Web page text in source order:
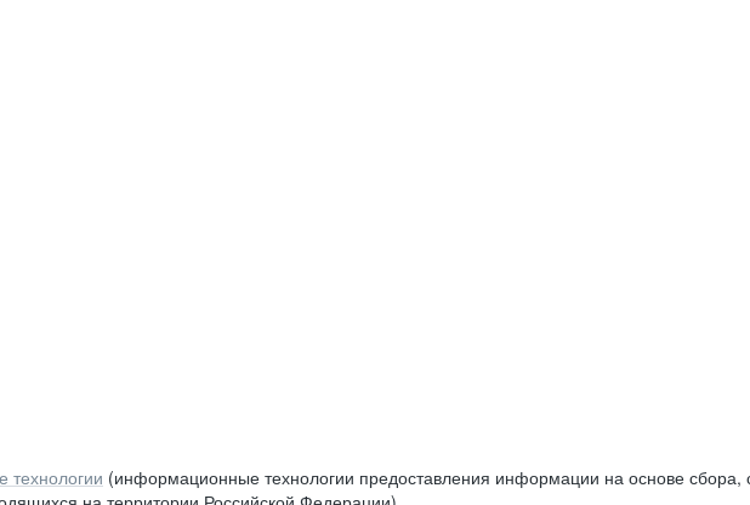
технологии (информационные технологии предоставления информации на основе сбора,